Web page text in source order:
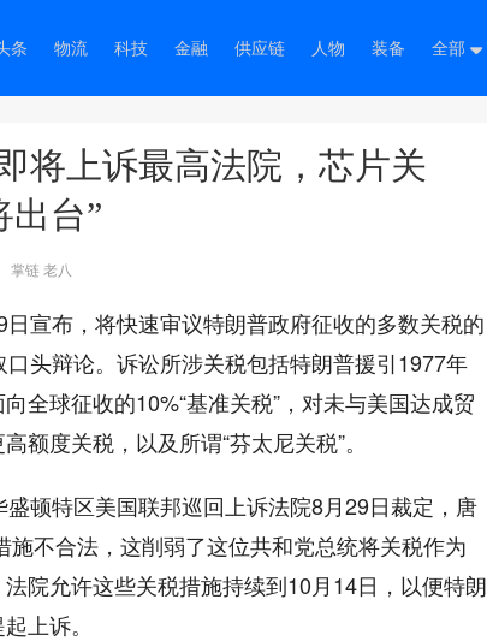
条 物流 科技 金融 供应链 人物 装备 全部
将上诉最高法院，芯片关
出台”
掌链 老八
宣布，将快速审议特朗普政府征收的多数关税的
头辩论。诉讼所涉关税包括特朗普援引1977年
全球征收的10%“基准关税”，对未与美国达成贸
额度关税，以及所谓“芬太尼关税”。
顿特区美国联邦巡回上诉法院8月29日裁定，唐
施不合法，这削弱了这位共和党总统将关税作为
院允许这些关税措施持续到10月14日，以便特朗
上诉。